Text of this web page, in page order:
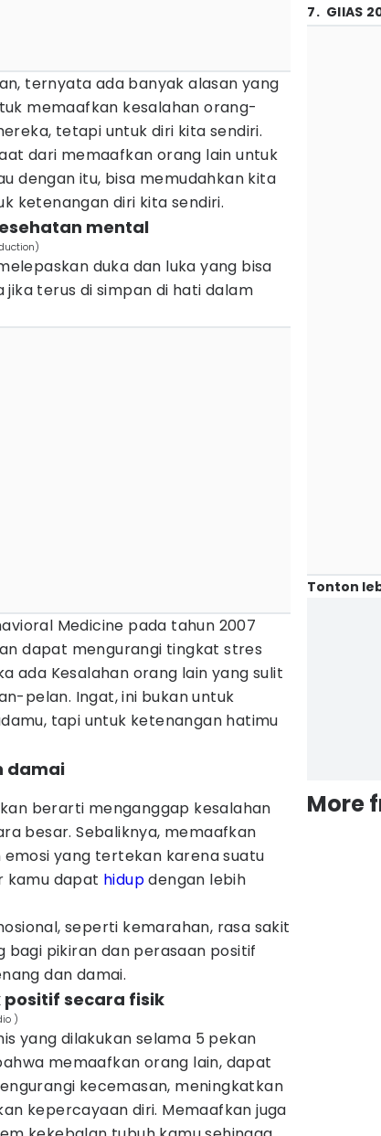
ternyata ada banyak alasan yang
memaafkan kesalahan orang-
tetapi untuk diri kita sendiri.
dari memaafkan orang lain untuk
dengan itu, bisa memudahkan kita
ketenangan diri kita sendiri.
mental
duka dan luka yang bisa
terus di simpan di hati dalam
Medicine pada tahun 2007
dapat mengurangi tingkat stres
ada Kesalahan orang lain yang sulit
pelan. Ingat, ini bukan untuk
tapi untuk ketenangan hatimu
damai
berarti menganggap kesalahan
besar. Sebaliknya, memaafkan
yang tertekan karena suatu
kamu dapat hidupdengan lebih
seperti kemarahan, rasa sakit
bagi pikiran dan perasaan positif
dan damai.
secara fisik
)
yang dilakukan selama 5 pekan
memaafkan orang lain, dapat
kecemasan, meningkatkan
kepercayaan diri. Memaafkan juga
7. GIIAS
Tonton
More